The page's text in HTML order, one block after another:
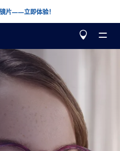
片——立即体验！